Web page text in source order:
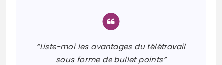
“Liste-moi les avantages du télétravail
sous forme de bullet points”